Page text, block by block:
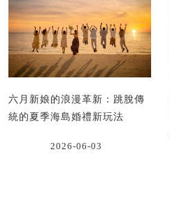
六月新娘的浪漫革新：跳脫傳
統的夏季海島婚禮新玩法
2026-06-03